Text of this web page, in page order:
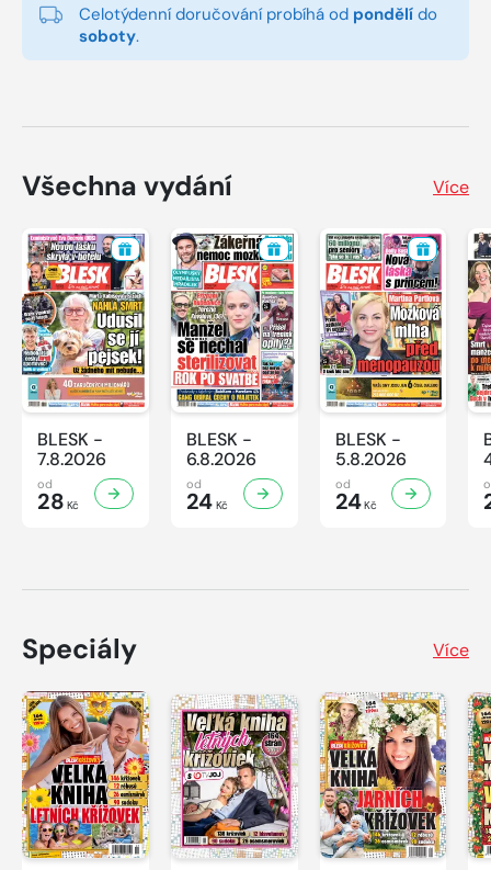
Celotýdenní doručování probíhá od pondělí do
soboty.
Všechna vydání Více
BLESK -
7.8.2026
od
28 Kč
BLESK -
6.8.2026
od
24Kč
BLESK -
5.8.2026
od
24Kč
Speciály Více